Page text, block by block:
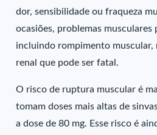
dor, sensibilidade ou fraqueza
ocasiões, problemas musculares
incluindo rompimento muscular,
renal que pode ser fatal.
O risco de ruptura muscular é
tomam doses mais altas de
a dose de 80 mg. Esse risco é